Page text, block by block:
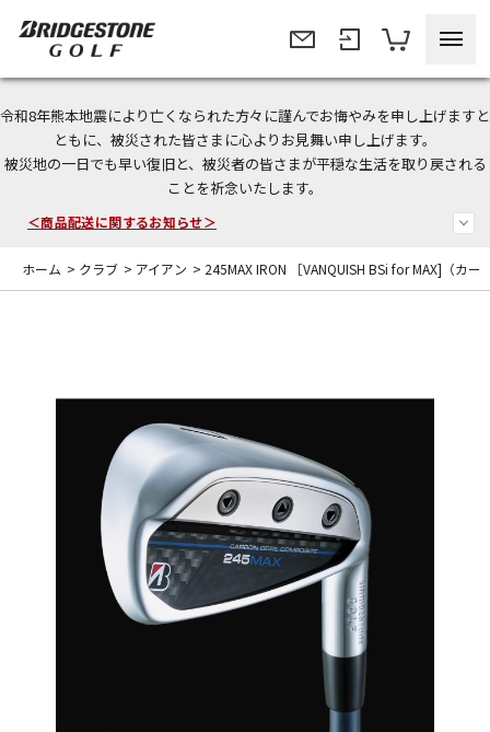
令和8年熊本地震により亡くなられた方々に謹んでお悔やみを申し上げますと
ともに、被災された皆さまに心よりお見舞い申し上げます。
被災地の一日でも早い復旧と、被災者の皆さまが平穏な生活を取り戻される
ことを祈念いたします。
今なら新規会員登録で1,000円OFFクーポンプレゼント！
＜商品配送に関するお知らせ＞
＜夏季休暇中のご注文・発送・お問い合わせ＞
ホーム > クラブ > アイアン > 245MAX IRON ［VANQUISH BSi for MAX]（カ